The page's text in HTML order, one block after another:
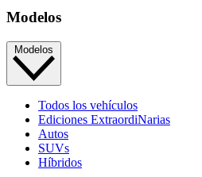
Modelos
Modelos
Todos los vehículos
Ediciones ExtraordiNarias
Autos
SUVs
Híbridos